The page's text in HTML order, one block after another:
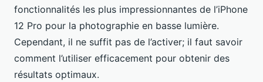
fonctionnalités les plus impressionnantes de l’iPhone
12 Pro pour la photographie en basse lumière.
Cependant, il ne suffit pas de l’activer; il faut savoir
comment l’utiliser efficacement pour obtenir des
résultats optimaux.